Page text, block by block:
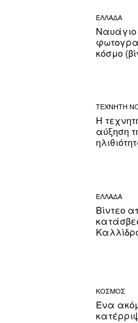
ΕΛΛΑΔΑ
Ναυάγιο
κόσμο
ΤΕΧΝΗΤΗ
Η
αύξηση
ΕΛΛΑΔΑ
Βίντεο
ΚΟΣΜΟΣ
Ένα